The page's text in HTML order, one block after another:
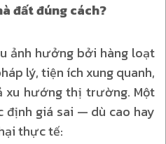
đất đúng cách?
ảnh hưởng bởi hàng loạt
lý, tiện ích xung quanh,
xu hướng thị trường. Một
định giá sai — dù cao hay
thực tế: